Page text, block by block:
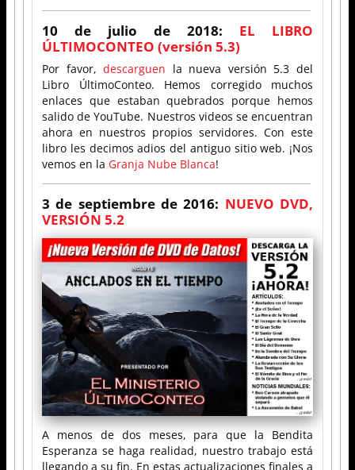
10 de julio de 2018: EL LIBRO
ÚLTIMOCONTEO (versión 5.3)
Por favor,descarguen la nueva versión 5.3 del
Libro ÚltimoConteo. Hemos corregido muchos
enlaces que estaban quebrados porque hemos
salido de YouTube. Nuestros videos se encuentran
ahora en nuestros propios servidores. Con este
libro les decimos adios del antiguo sitio web. ¡Nos
vemos en la Granja Nube Blanca!
3 de septiembre de 2016: NUEVO DVD,
VERSIÓN 5.2
A menos de dos meses, para que la Bendita
Esperanza se haga realidad, nuestro trabajo está
llegando a su fin. En estas actualizaciones finales a